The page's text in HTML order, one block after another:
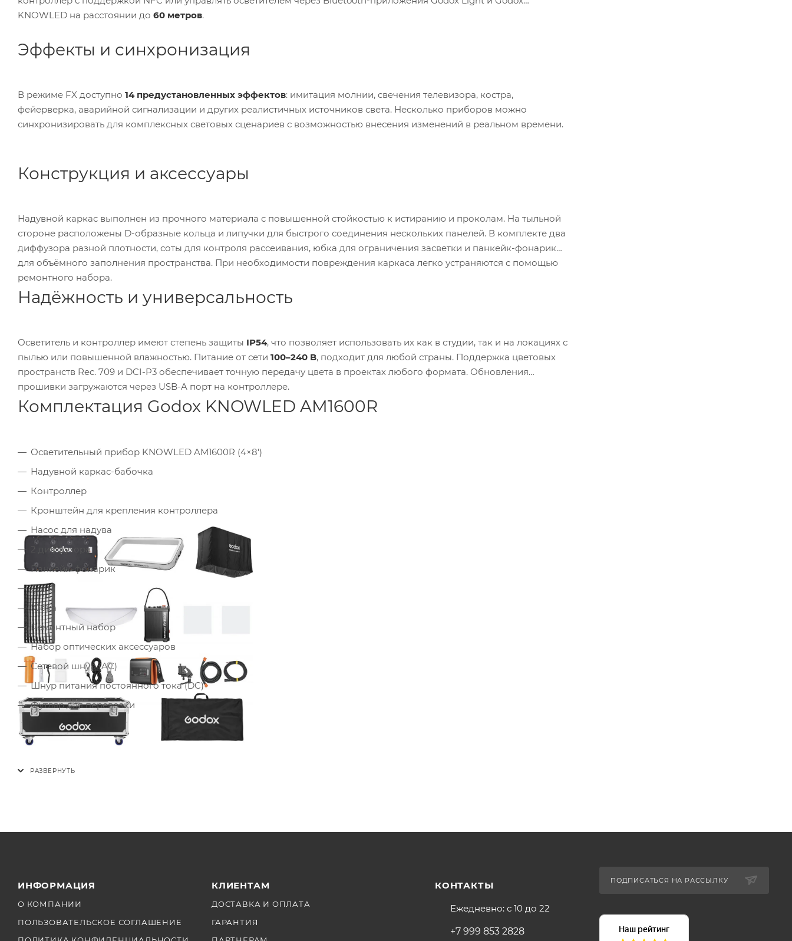
KNOWLED на расстоянии до 60 метров.
Эффекты и синхронизация
В режиме FX доступно 14 предустановленных эффектов: имитация молнии, свечения телевизора, костра,
фейерверка, аварийной сигнализации и других реалистичных источников света. Несколько приборов можно
синхронизировать для комплексных световых сценариев с возможностью внесения изменений в реальном времени.
Конструкция и аксессуары
Надувной каркас выполнен из прочного материала с повышенной стойкостью к истиранию и проколам. На тыльной
стороне расположены D-образные кольца и липучки для быстрого соединения нескольких панелей. В комплекте два
диффузора разной плотности, соты для контроля рассеивания, юбка для ограничения засветки и панкейк-фонарик
для объёмного заполнения пространства. При необходимости повреждения каркаса легко устраняются с помощью
ремонтного набора.
Надёжность и универсальность
Осветитель и контроллер имеют степень защиты IP54, что позволяет использовать их как в студии, так и на локациях с
пылью или повышенной влажностью. Питание от сети 100–240 В, подходит для любой страны. Поддержка цветовых
пространств Rec. 709 и DCI-P3 обеспечивает точную передачу цвета в проектах любого формата. Обновления
прошивки загружаются через USB-A порт на контроллере.
Комплектация Godox KNOWLED AM1600R
Осветительный прибор KNOWLED AM1600R (4×8')
Надувной каркас-бабочка
Контроллер
Кронштейн для крепления контроллера
Насос для надува
2 диффузора
Панкейк-фонарик
Соты
Юбка
Ремонтный набор
Набор оптических аксессуаров
Сетевой шнур (AC)
Шнур питания постоянного тока (DC)
Футляр для перевозки
ИНФОРМАЦИЯ
О КОМПАНИИ
ПОЛЬЗОВАТЕЛЬСКОЕ СОГЛАШЕНИЕ
КЛИЕНТАМ
ДОСТАВКА И ОПЛАТА
ГАРАНТИЯ
КОНТАКТЫ
Ежедневно: с 10 до 22
+7 999 853 2828
ПОДПИСАТЬСЯ НА РАССЫЛКУ